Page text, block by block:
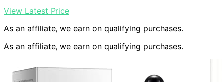
View Latest Price
As an affiliate, we earn on qualifying purchases.
As an affiliate, we earn on qualifying purchases.